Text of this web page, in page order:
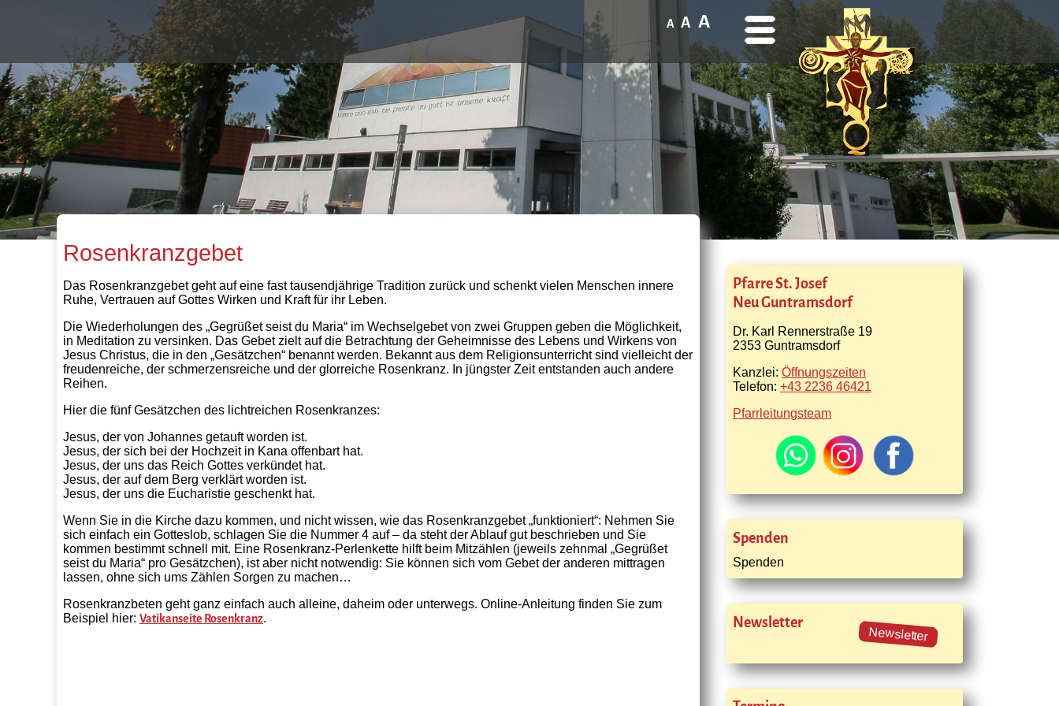
A A A
Rosenkranzgebet
Das Rosenkranzgebet geht auf eine fast tausendjährige Tradition zurück und schenkt vielen Menschen innere
Ruhe, Vertrauen auf Gottes Wirken und Kraft für ihr Leben.
Die Wiederholungen des „Gegrüßet seist du Maria“ im Wechselgebet von zwei Gruppen geben die Möglichkeit,
in Meditation zu versinken. Das Gebet zielt auf die Betrachtung der Geheimnisse des Lebens und Wirkens von
Jesus Christus, die in den „Gesätzchen“ benannt werden. Bekannt aus dem Religionsunterricht sind vielleicht der
freudenreiche, der schmerzensreiche und der glorreiche Rosenkranz. In jüngster Zeit entstanden auch andere
Reihen.
Hier die fünf Gesätzchen des lichtreichen Rosenkranzes:
Jesus, der von Johannes getauft worden ist.
Jesus, der sich bei der Hochzeit in Kana offenbart hat.
Jesus, der uns das Reich Gottes verkündet hat.
Jesus, der auf dem Berg verklärt worden ist.
Jesus, der uns die Eucharistie geschenkt hat.
Wenn Sie in die Kirche dazu kommen, und nicht wissen, wie das Rosenkranzgebet „funktioniert“: Nehmen Sie
sich einfach ein Gotteslob, schlagen Sie die Nummer 4 auf – da steht der Ablauf gut beschrieben und Sie
kommen bestimmt schnell mit. Eine Rosenkranz-Perlenkette hilft beim Mitzählen (jeweils zehnmal „Gegrüßet
seist du Maria“ pro Gesätzchen), ist aber nicht notwendig: Sie können sich vom Gebet der anderen mittragen
lassen, ohne sich ums Zählen Sorgen zu machen…
Rosenkranzbeten geht ganz einfach auch alleine, daheim oder unterwegs. Online-Anleitung finden Sie zum
Beispiel hier: Vatikanseite Rosenkranz.
Pfarre St. Josef
Neu Guntramsdorf
Dr. Karl Rennerstraße 19
2353 Guntramsdorf
Kanzlei: Öffnungszeiten
Telefon: +43 2236 46421
Pfarrleitungsteam
Spenden
Spenden
Newsletter
Newsletter